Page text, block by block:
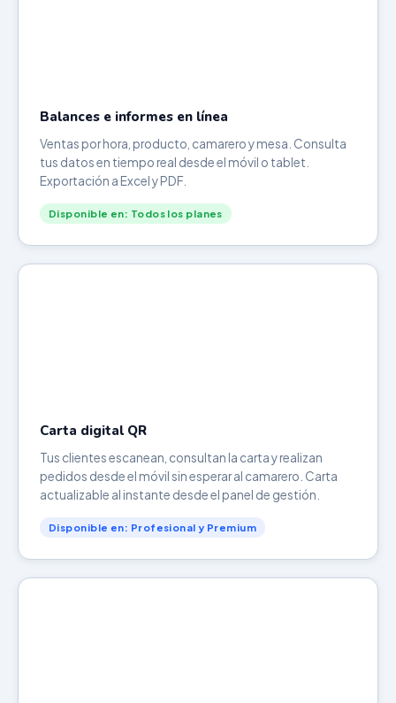
Balances e informes en línea
Ventas por hora, producto, camarero y mesa. Consulta
tus datos en tiempo real desde el móvil o tablet.
Exportación a Excel y PDF.
Disponible en: Todos los planes
Carta digital QR
Tus clientes escanean, consultan la carta y realizan
pedidos desde el móvil sin esperar al camarero. Carta
actualizable al instante desde el panel de gestión.
Disponible en: Profesional y Premium